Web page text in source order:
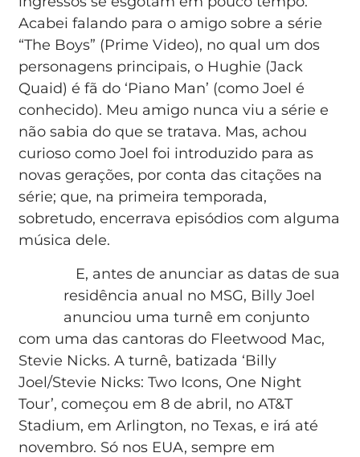
Acabei falando para o amigo sobre a série
“The Boys” (Prime Video), no qual um dos
personagens principais, o Hughie (Jack
Quaid) é fã do ‘Piano Man’ (como Joel é
conhecido). Meu amigo nunca viu a série e
não sabia do que se tratava. Mas, achou
curioso como Joel foi introduzido para as
novas gerações, por conta das citações na
série; que, na primeira temporada,
sobretudo, encerrava episódios com alguma
música dele.
E, antes de anunciar as datas de sua
residência anual no MSG, Billy Joel
anunciou uma turnê em conjunto
com uma das cantoras do Fleetwood Mac,
Stevie Nicks. A turnê, batizada ‘Billy
Joel/Stevie Nicks: Two Icons, One Night
Tour’, começou em 8 de abril, no AT&T
Stadium, em Arlington, no Texas, e irá até
novembro. Só nos EUA, sempre em